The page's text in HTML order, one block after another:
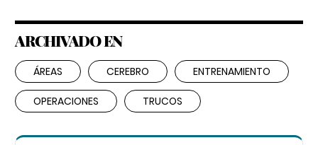
ARCHIVADO EN
ÁREAS CEREBRO ENTRENAMIENTO
OPERACIONES TRUCOS